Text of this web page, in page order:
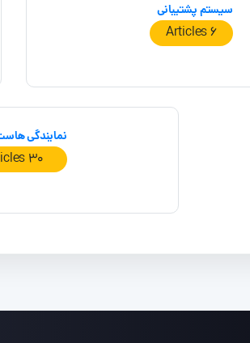
سیستم پشتیبانی
6 Articles
نمایندگی
30 Articles